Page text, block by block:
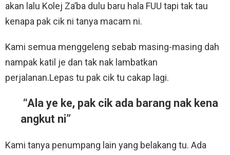
akan lalu Kolej Za’ba dulu baru hala FUU tapi tak tau
kenapa pak cik ni tanya macam ni.
Kami semua menggeleng sebab masing-masing dah
nampak katil je dan tak nak lambatkan
perjalanan.Lepas tu pak cik tu cakap lagi.
“Ala ye ke, pak cik ada barang nak kena
angkut ni”
Kami tanya penumpang lain yang belakang tu. Ada